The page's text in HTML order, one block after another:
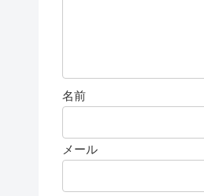
名前
メール